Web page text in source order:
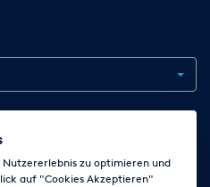
Einstellungen ändern
zu optimieren und
auf "Cookies Akzeptieren"